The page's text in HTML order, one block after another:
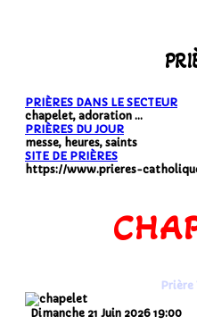
PRIÈRES DANS LE SECTEUR
chapelet, adoration ...
PRIÈRES DU JOUR
messe, heures, saints
SITE DE PRIÈRES
https://www.prieres-
Prière
Dimanche 21 Juin 2026 19:00